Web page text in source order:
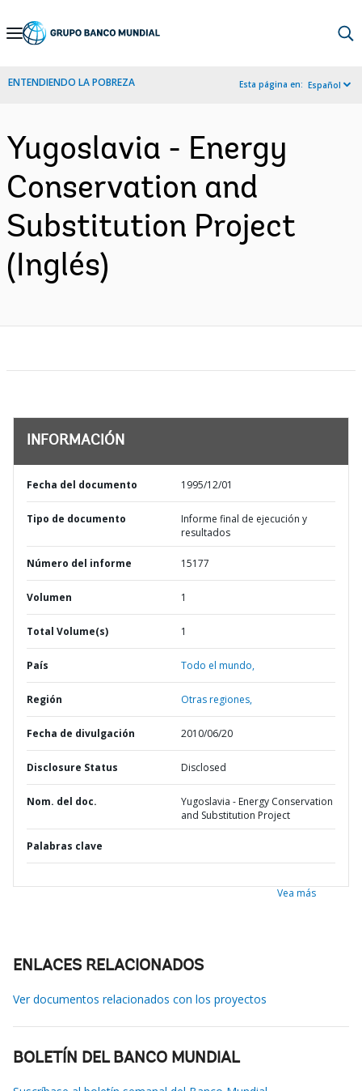
Skip
Navigation
ENTENDIENDO LA POBREZA Esta página en: Español
Yugoslavia - Energy
Conservation and
Substitution Project
(Inglés)
INFORMACIÓN
Fecha del documento 1995/12/01
Tipo de documento
Informe final de ejecución y
resultados
Número del informe 15177
Volumen 1
Total Volume(s) 1
País Todo el mundo,
Región Otras regiones,
Fecha de divulgación 2010/06/20
Disclosure Status Disclosed
Nom. del doc.
Yugoslavia - Energy Conservation
and Substitution Project
Palabras clave
Vea más
ENLACES RELACIONADOS
Ver documentos relacionados con los proyectos
BOLETÍN DEL BANCO MUNDIAL